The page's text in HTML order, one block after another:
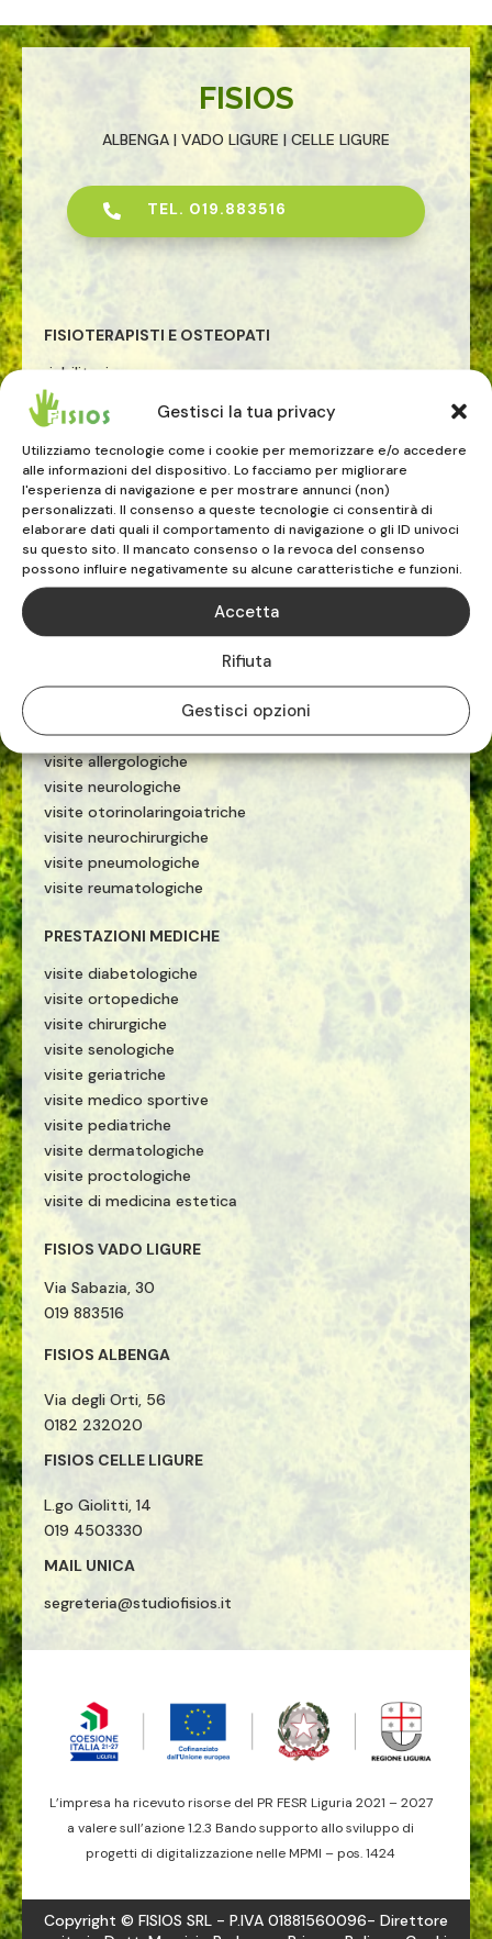
Gestisci la tua privacy
Utilizziamo tecnologie come i cookie per memorizzare e/o accedere
alle informazioni del dispositivo. Lo facciamo per migliorare
l'esperienza di navigazione e per mostrare annunci (non)
personalizzati. Il consenso a queste tecnologie ci consentirà di
elaborare dati quali il comportamento di navigazione o gli ID univoci
su questo sito. Il mancato consenso o la revoca del consenso
possono influire negativamente su alcune caratteristiche e funzioni.
Accetta
Rifiuta
Gestisci opzioni
FISIOS
ALBENGA | VADO LIGURE | CELLE LIGURE
 TEL. 019.883516
FISIOTERAPISTI E OSTEOPATI
riabilitazione
osteopatia
rieducazione posturale globale
riabilitazione pavimento pelvico
riabilitazione sportiva
terapia manuale
esercizio terapeutico
tecarterapia
onde d'urto
PRESTAZIONI MEDICHE
visite cardiologiche
visite ginecologiche
visite fisiatriche
visite allergologiche
visite neurologiche
visite otorinolaringoiatriche
visite neurochirurgiche
visite pneumologiche
visite reumatologiche
PRESTAZIONI MEDICHE
visite diabetologiche
visite ortopediche
visite chirurgiche
visite senologiche
visite geriatriche
visite medico sportive
visite pediatriche
visite dermatologiche
visite proctologiche
visite di medicina estetica
FISIOS VADO LIGURE
Via Sabazia, 30
019 883516
FISIOS ALBENGA
Via degli Orti, 56
0182 232020
FISIOS CELLE LIGURE
L.go Giolitti, 14
019 4503330
MAIL UNICA
segreteria@studiofisios.it
L’impresa ha ricevuto risorse del PR FESR Liguria 2021 – 2027
a valere sull’azione 1.2.3 Bando supporto allo sviluppo di
progetti di digitalizzazione nelle MPMI – pos. 1424
Copyright © FISIOS SRL - P.IVA 01881560096- Direttore